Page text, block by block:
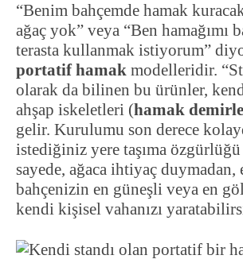
“Benim bahçemde hamak
ağaç yok” veya “Ben hamağımı
terasta kullanmak istiyorum”
portatif hamak modelleridir.
olarak da bilinen bu ürünler,
ahşap iskeletleri (hamak
gelir. Kurulumu son derece
istediğiniz yere taşıma
sayede, ağaca ihtiyaç
bahçenizin en güneşli veya en
kendi kişisel vahanızı